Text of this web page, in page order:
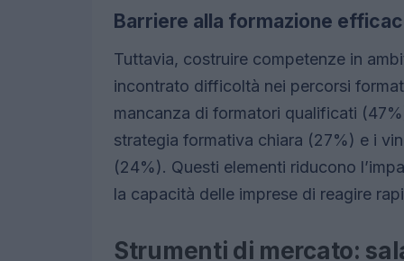
Barriere alla formazione
Tuttavia, costruire competenze in
incontrato difficoltà nei percorsi
mancanza di formatori qualificati
strategia formativa chiara (27%) e i
(24%). Questi elementi riducono
la capacità delle imprese di reagire
Strumenti di mercato: